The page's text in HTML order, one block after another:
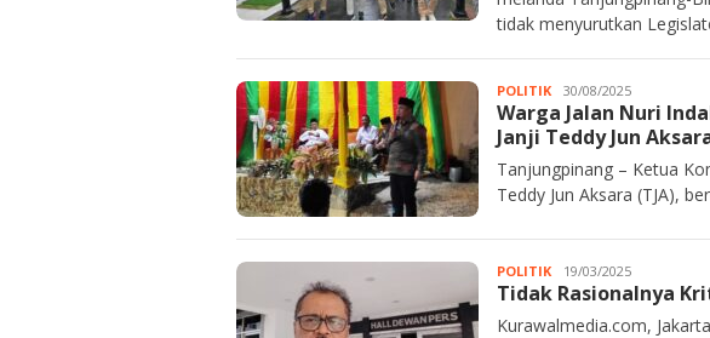
tidak menyurutkan
POLITIK Kurawalmedia
30/08/2025
Warga Jalan Nuri
Janji Teddy Jun
Tanjungpinang – Ketua
Teddy Jun Aksara (TJA),
POLITIK
Rahim
19/03/2025
Tidak Rasionalnya
Kurawalmedia.com,